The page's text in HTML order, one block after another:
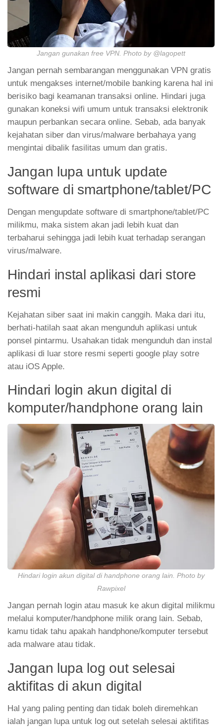
Jangan gunakan free VPN. Photo by @lagopett
Jangan pernah sembarangan menggunakan VPN gratis
untuk mengakses internet/mobile banking karena hal ini
berisiko bagi keamanan transaksi online. Hindari juga
gunakan koneksi wifi umum untuk transaksi elektronik
maupun perbankan secara online. Sebab, ada banyak
kejahatan siber dan virus/malware berbahaya yang
mengintai dibalik fasilitas umum dan gratis.
Jangan lupa untuk update
software di smartphone/tablet/PC
Dengan mengupdate software di smartphone/tablet/PC
milikmu, maka sistem akan jadi lebih kuat dan
terbaharui sehingga jadi lebih kuat terhadap serangan
virus/malware.
Hindari instal aplikasi dari store
resmi
Kejahatan siber saat ini makin canggih. Maka dari itu,
berhati-hatilah saat akan mengunduh aplikasi untuk
ponsel pintarmu. Usahakan tidak mengunduh dan instal
aplikasi di luar store resmi seperti google play sotre
atau iOS Apple.
Hindari login akun digital di
komputer/handphone orang lain
Hindari login akun digital di handphone orang lain. Photo by
Rawpixel
Jangan pernah login atau masuk ke akun digital milikmu
melalui komputer/handphone milik orang lain. Sebab,
kamu tidak tahu apakah handphone/komputer tersebut
ada malware atau tidak.
Jangan lupa log out selesai
aktifitas di akun digital
Hal yang paling penting dan tidak boleh diremehkan
ialah jangan lupa untuk log out setelah selesai aktifitas